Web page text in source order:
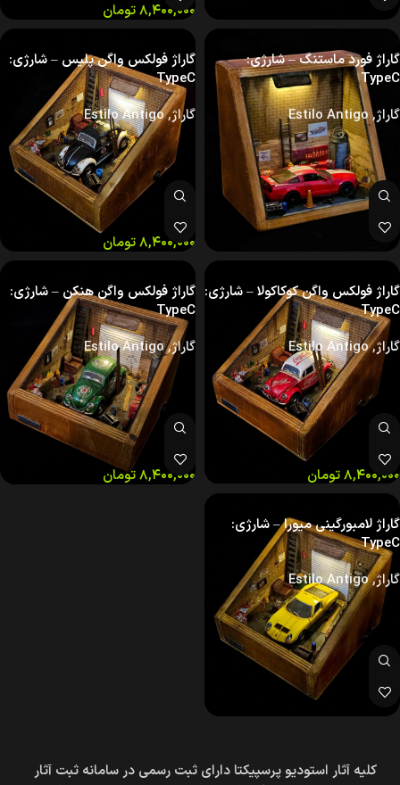
۸,۴۰۰,۰۰۰تومان
گاراژ فورد ماستنگ – شارژی:
TypeC
گاراژ,
Estilo Antigo
گاراژ فولکس واگن پلیس – شارژی:
TypeC
گاراژ,
Estilo Antigo
۸,۴۰۰,۰۰۰تومان
گاراژ فولکس واگن کوکاکولا – شارژی:
TypeC
گاراژ,
Estilo Antigo
۸,۴۰۰,۰۰۰تومان
گاراژ فولکس واگن هنکن – شارژی:
TypeC
گاراژ,
Estilo Antigo
۸,۴۰۰,۰۰۰تومان
گاراژ لامبورگینی میورا – شارژی:
TypeC
گاراژ,
Estilo Antigo
کلیه آثار استودیو پرسپیکتا دارای ثبت رسمی در سامانه ثبت آثار